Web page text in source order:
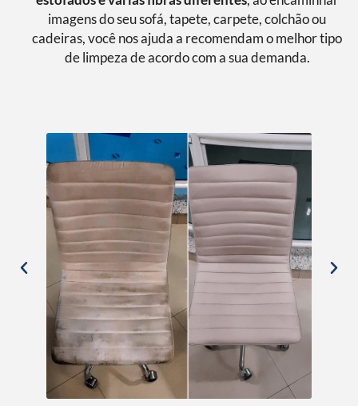
imagens do seu sofá, tapete, carpete, colchão ou
cadeiras, você nos ajuda a recomendam o melhor tipo
de limpeza de acordo com a sua demanda.